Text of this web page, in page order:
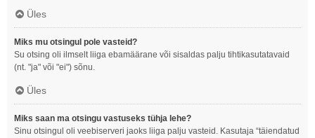
Üles
Miks mu otsingul pole vasteid?
Su otsing oli ilmselt liiga ebamäärane või sisaldas palju tihtikasutatavaid
(nt. "ja" või "ei") sõnu.
Üles
Miks saan ma otsingu vastuseks tühja lehe?
Sinu otsingul oli veebiserveri jaoks liiga palju vasteid. Kasutaja “täiendatud